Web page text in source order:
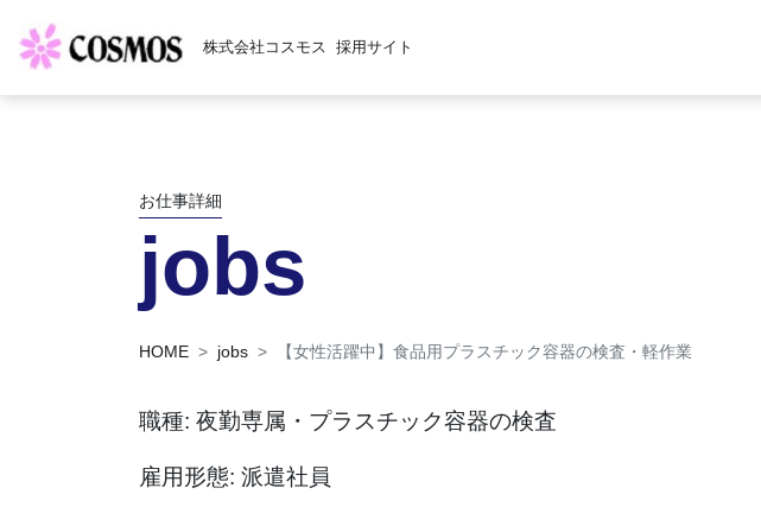
株式会社コスモス 採用サイト
お仕事詳細
jobs
HOME jobs 【女性活躍中】食品用プラスチック容器の検査・軽作業
職種: 夜勤専属・プラスチック容器の検査
雇用形態: 派遣社員